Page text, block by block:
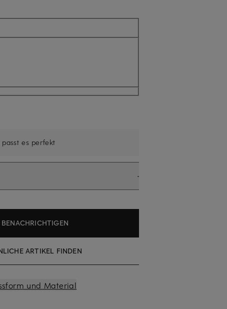
nicht verfügbar
passt es perfekt
BENACHRICHTIGEN
ARTIKEL FINDEN
und Material